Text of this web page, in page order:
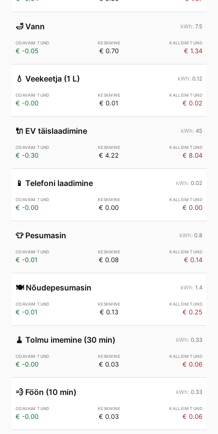
🛁 Vann 7.5
€ -0.05 € 0.70 € 1.34
💧 Veekeetja (1 L) 0.12
€ -0.00 € 0.01 € 0.02
🔌 EV täislaadimine 45
€ -0.30 € 4.22 € 8.04
📱 Telefoni laadimine 0.02
€ -0.00 € 0.00 € 0.00
👕 Pesumasin 0.8
€ -0.01 € 0.08 € 0.14
🍽️ Nõudepesumasin 1.4
€ -0.01 € 0.13 € 0.25
🧹 Tolmu imemine (30 min) 0.33
€ -0.00 € 0.03 € 0.06
💨 Föön (10 min) 0.33
€ -0.00 € 0.03 € 0.06